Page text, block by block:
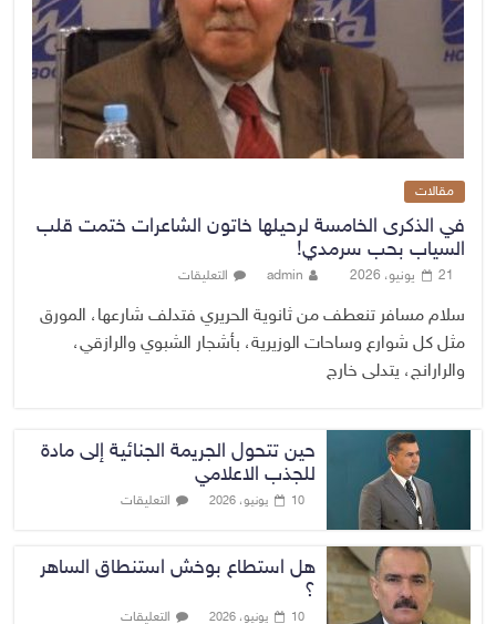
مقالات
في الذكرى الخامسة لرحيلها خاتون الشاعرات ختمت قلب
السياب بحب سرمدي!
21 يونيو، 2026 admin التعليقات
سلام مسافر تنعطف من ثانوية الحريري فتدلف شارعها، المورق
مثل كل شوارع وساحات الوزيرية، بأشجار الشبوي والرازقي،
والرارانج، يتدلى خارج
حين تتحول الجريمة الجنائية إلى مادة
للجذب الاعلامي
10 يونيو، 2026 التعليقات
هل استطاع بوخش استنطاق الساهر
؟
10 يونيو، 2026 التعليقات